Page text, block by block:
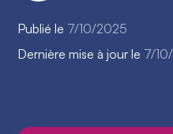
Publié le 7/10/2025
Dernière mise à jour le 7/